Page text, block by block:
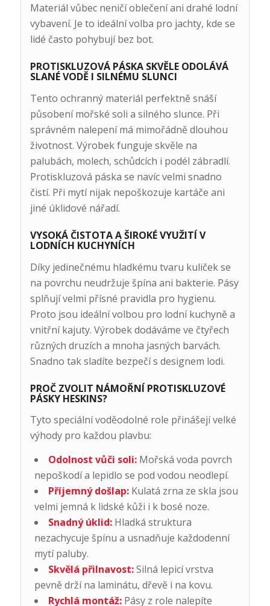
Materiál vůbec neničí oblečení ani drahé lodní
vybavení. Je to ideální volba pro jachty, kde se
lidé často pohybují bez bot.
PROTISKLUZOVÁ PÁSKA SKVĚLE ODOLÁVÁ
SLANÉ VODĚ I SILNÉMU SLUNCI
Tento ochranný materiál perfektně snáší
působení mořské soli a silného slunce. Při
správném nalepení má mimořádně dlouhou
životnost. Výrobek funguje skvěle na
palubách, molech, schůdcích i podél zábradlí.
Protiskluzová páska se navíc velmi snadno
čistí. Při mytí nijak nepoškozuje kartáče ani
jiné úklidové nářadí.
VYSOKÁ ČISTOTA A ŠIROKÉ VYUŽITÍ V
LODNÍCH KUCHYNÍCH
Díky jedinečnému hladkému tvaru kuliček se
na povrchu neudržuje špína ani bakterie. Pásy
splňují velmi přísné pravidla pro hygienu.
Proto jsou ideální volbou pro lodní kuchyně a
vnitřní kajuty. Výrobek dodáváme ve čtyřech
různých druzích a mnoha jasných barvách.
Snadno tak sladíte bezpečí s designem lodi.
PROČ ZVOLIT NÁMOŘNÍ PROTISKLUZOVÉ
PÁSKY HESKINS?
Tyto speciální voděodolné role přinášejí velké
výhody pro každou plavbu:
Odolnost vůči soli:Mořská voda povrch
nepoškodí a lepidlo se pod vodou neodlepí.
Příjemný došlap:Kulatá zrna ze skla jsou
velmi jemná k lidské kůži i k bosé noze.
Snadný úklid:Hladká struktura
nezachycuje špínu a usnadňuje každodenní
mytí paluby.
Skvělá přilnavost:Silná lepicí vrstva
pevně drží na laminátu, dřevě i na kovu.
Rychlá montáž:Pásy z role nalepíte